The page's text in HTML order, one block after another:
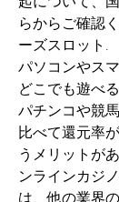
らからご確認
ーズスロット.
パソコンやス
どこでも遊べ
パチンコや競
比べて還元率
うメリットが
ンラインカジ
は、他の業界